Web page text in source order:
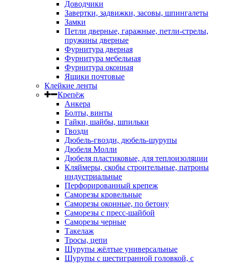
Доводчики
Завертки, задвижки, засовы, шпингалеты
Замки
Петли дверные, гаражные, петли-стрелы,
пружины дверные
Фурнитура дверная
Фурнитура мебельная
Фурнитура оконная
Ящики почтовые
Клейкие ленты
Крепёж
Анкера
Болты, винты
Гайки, шайбы, шпильки
Гвозди
Дюбель-гвозди, дюбель-шурупы
Дюбеля Молли
Дюбеля пластиковые, для теплоизоляции
Кляймеры, скобы строительные, патроны
индустриальные
Перфорированный крепеж
Саморезы кровельные
Саморезы оконные, по бетону
Саморезы с пресс-шайбой
Саморезы черные
Такелаж
Тросы, цепи
Шурупы жёлтые универсальные
Шурупы с шестигранной головкой, с